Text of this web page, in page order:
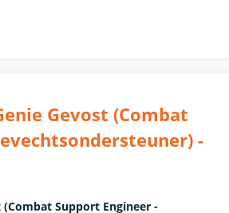
Gevost (Combat
-
Support Engineer -